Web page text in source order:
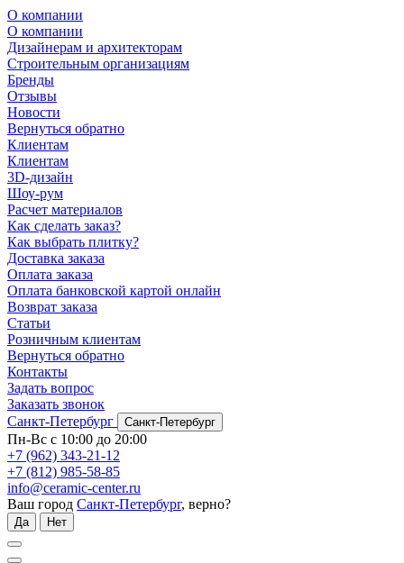
О компании
О компании
Дизайнерам и архитекторам
Строительным организациям
Бренды
Отзывы
Новости
Вернуться обратно
Клиентам
Клиентам
3D-дизайн
Шоу-рум
Расчет материалов
Как сделать заказ?
Как выбрать плитку?
Доставка заказа
Оплата заказа
Оплата банковской картой онлайн
Возврат заказа
Статьи
Розничным клиентам
Вернуться обратно
Контакты
Задать вопрос
Заказать звонок
Санкт-Петербург
Санкт-Петербург
Пн-Вс с 10:00 до 20:00
+7 (962) 343-21-12
+7 (812) 985-58-85
info@ceramic-center.ru
Ваш город Санкт-Петербург, верно?
Да Нет